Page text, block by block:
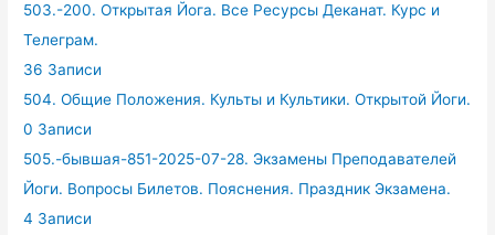
503.-200. Открытая Йога. Все Ресурсы Деканат. Курс и
Телеграм.
36 Записи
504. Общие Положения. Культы и Культики. Открытой Йоги.
0 Записи
505.-бывшая-851-2025-07-28. Экзамены Преподавателей
Йоги. Вопросы Билетов. Пояснения. Праздник Экзамена.
4 Записи